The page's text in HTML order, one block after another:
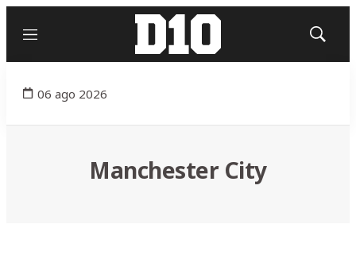
Menú
Mostrar
06 ago 2026
Manchester City